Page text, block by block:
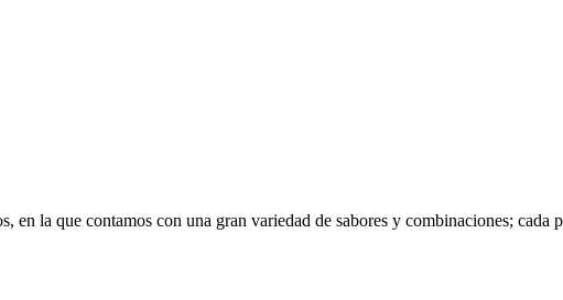
la que contamos con una gran variedad de sabores y combinaciones; cada